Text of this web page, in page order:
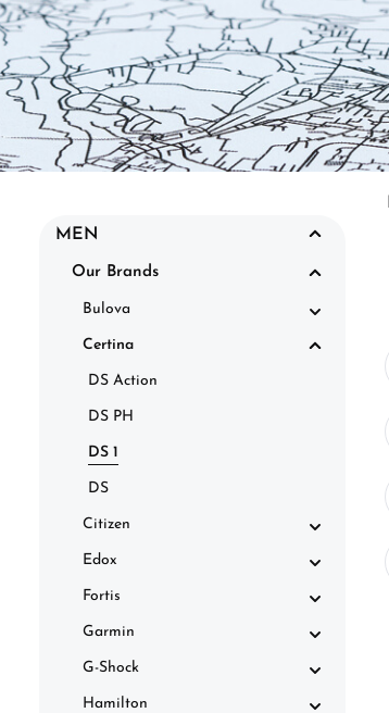
MEN
Our Brands
Bulova
Certina
DS Action
DS PH
DS 1
DS
Citizen
Edox
Fortis
Garmin
G-Shock
Hamilton